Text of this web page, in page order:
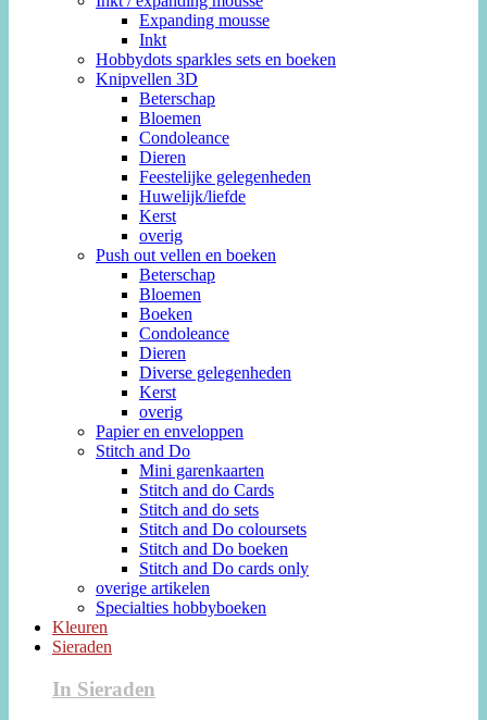
Expanding mousse
Inkt
Hobbydots sparkles sets en boeken
Knipvellen 3D
Beterschap
Bloemen
Condoleance
Dieren
Feestelijke gelegenheden
Huwelijk/liefde
Kerst
overig
Push out vellen en boeken
Beterschap
Bloemen
Boeken
Condoleance
Dieren
Diverse gelegenheden
Kerst
overig
Papier en enveloppen
Stitch and Do
Mini garenkaarten
Stitch and do Cards
Stitch and do sets
Stitch and Do coloursets
Stitch and Do boeken
Stitch and Do cards only
overige artikelen
Specialties hobbyboeken
Kleuren
Sieraden
In Sieraden